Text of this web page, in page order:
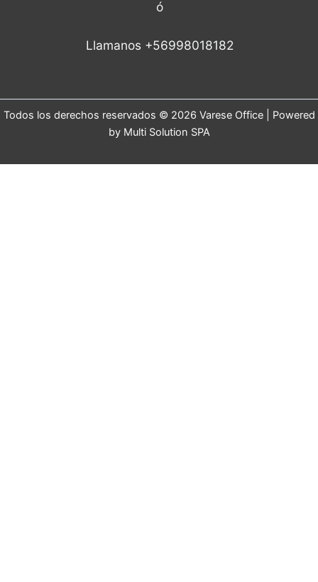
ó
Llamanos +56998018182
Todos los derechos reservados © 2026 Varese Office | Powered
by Multi Solution SPA